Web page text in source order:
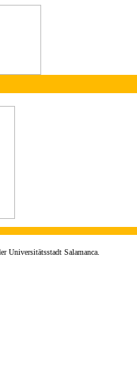
Universitätsstadt Salamanca.